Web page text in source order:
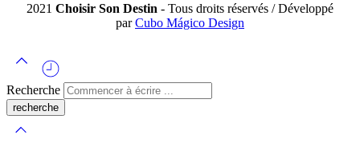
2021 Choisir Son Destin - Tous droits réservés / Développé
parCubo Mágico Design
Recherche